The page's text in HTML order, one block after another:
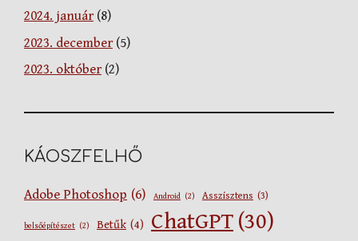
2024. január(8)
2023. december(5)
2023. október(2)
KÁOSZFELHŐ
Adobe Photoshop (6) Android (2) Asszisztens (3)
belsőépítészet (2) Betűk (4) ChatGPT (30)